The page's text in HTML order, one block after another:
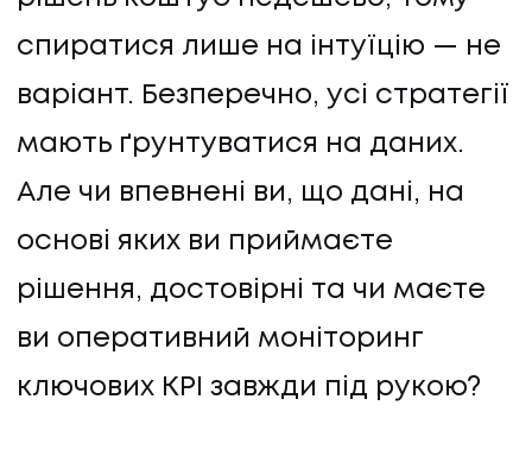
спиратися лише на інтуїцію — не
варіант. Безперечно, усі стратегії
мають ґрунтуватися на даних.
Але чи впевнені ви, що дані, на
основі яких ви приймаєте
рішення, достовірні та чи маєте
ви оперативний моніторинг
ключових KPI завжди під рукою?